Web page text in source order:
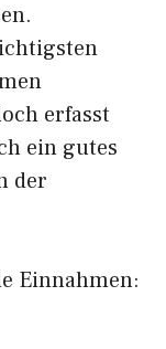
erfasst
ein gutes
der
Einnahmen: